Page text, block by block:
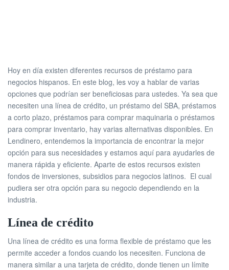
Hoy en día existen diferentes recursos de préstamo para
negocios hispanos. En este blog, les voy a hablar de varias
opciones que podrían ser beneficiosas para ustedes. Ya sea que
necesiten una línea de crédito, un préstamo del SBA, préstamos
a corto plazo, préstamos para comprar maquinaria o préstamos
para comprar inventario, hay varias alternativas disponibles. En
Lendinero, entendemos la importancia de encontrar la mejor
opción para sus necesidades y estamos aquí para ayudarles de
manera rápida y eficiente. Aparte de estos recursos existen
fondos de inversiones, subsidios para negocios latinos. El cual
pudiera ser otra opción para su negocio dependiendo en la
industria.
Línea de crédito
Una línea de crédito es una forma flexible de préstamo que les
permite acceder a fondos cuando los necesiten. Funciona de
manera similar a una tarjeta de crédito, donde tienen un límite